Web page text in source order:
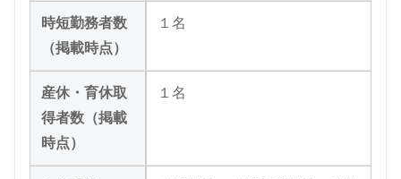
時短勤務者数
（掲載時点）
１名
産休・育休取
得者数（掲載
時点）
１名